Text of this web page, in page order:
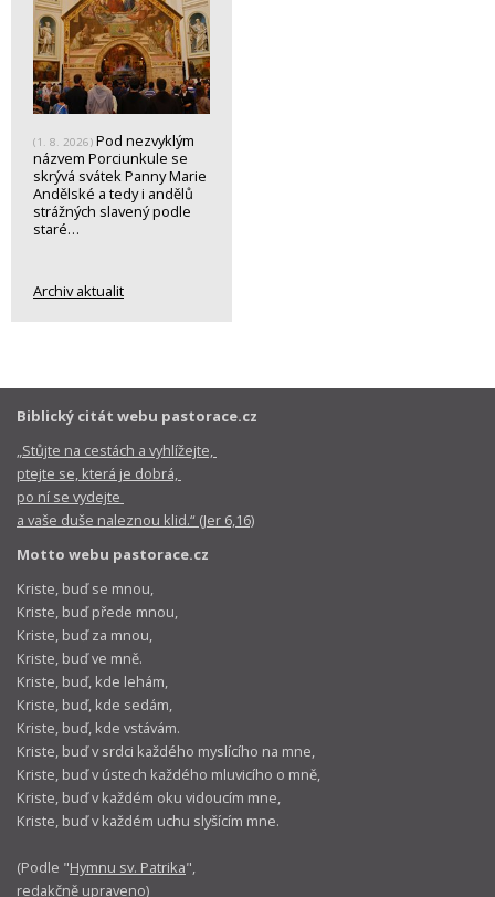
(1. 8. 2026) Pod nezvyklým
názvem Porciunkule se
skrývá svátek Panny Marie
Andělské a tedy i andělů
strážných slavený podle
staré…
Archiv aktualit
Biblický citát webu pastorace.cz
„Stůjte na cestách a vyhlížejte,
ptejte se, která je dobrá,
po ní se vydejte
a vaše duše naleznou klid.“ (Jer 6,16)
Motto webu pastorace.cz
Kriste, buď se mnou,
Kriste, buď přede mnou,
Kriste, buď za mnou,
Kriste, buď ve mně.
Kriste, buď, kde lehám,
Kriste, buď, kde sedám,
Kriste, buď, kde vstávám.
Kriste, buď v srdci každého myslícího na mne,
Kriste, buď v ústech každého mluvicího o mně,
Kriste, buď v každém oku vidoucím mne,
Kriste, buď v každém uchu slyšícím mne.
(Podle "Hymnu sv. Patrika",
redakčně upraveno)